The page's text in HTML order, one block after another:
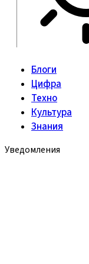
Блоги
Цифра
Техно
Культура
Знания
Уведомления